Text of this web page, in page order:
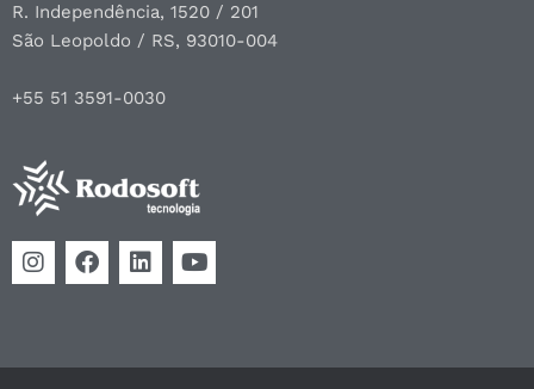
R. Independência, 1520 / 201
São Leopoldo / RS, 93010-004
+55 51 3591-0030